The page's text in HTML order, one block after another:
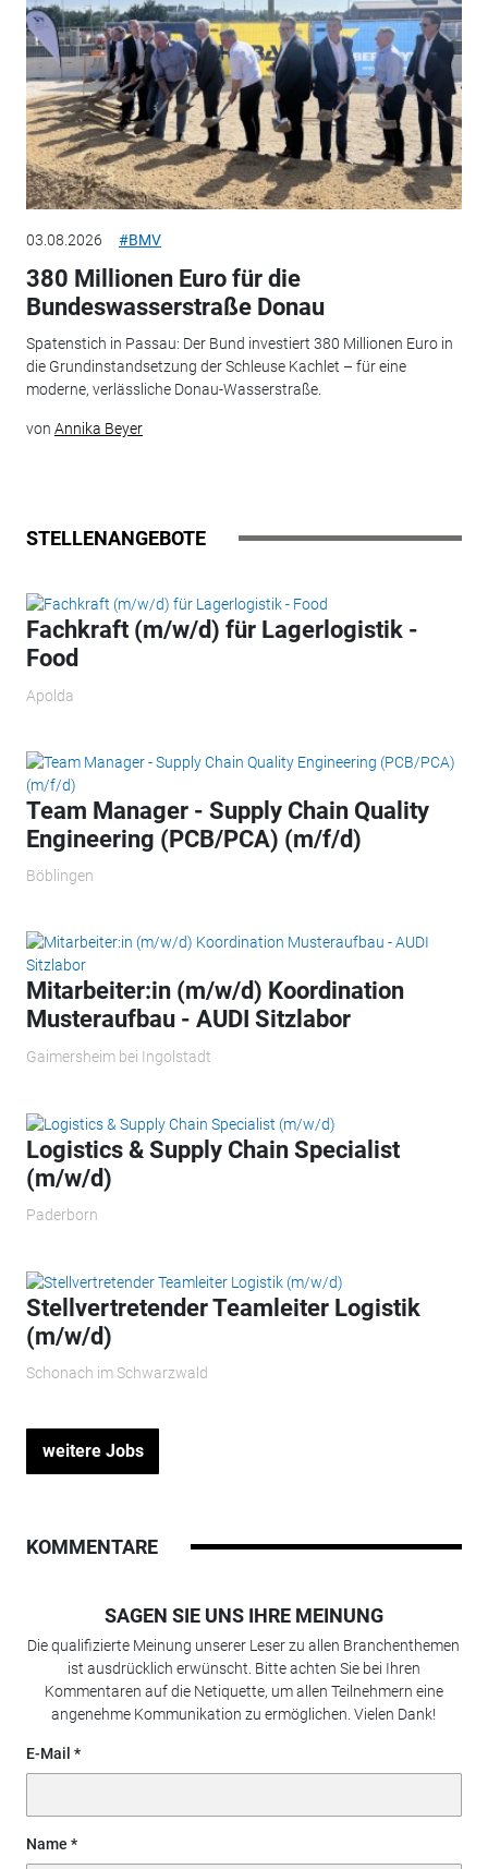
03.08.2026 #BMV
380 Millionen Euro für die
Bundeswasserstraße Donau
Spatenstich in Passau: Der Bund investiert 380 Millionen Euro in
die Grundinstandsetzung der Schleuse Kachlet – für eine
moderne, verlässliche Donau-Wasserstraße.
von Annika Beyer
STELLENANGEBOTE
Fachkraft (m/w/d) für Lagerlogistik -
Food
Apolda
Team Manager - Supply Chain Quality
Engineering (PCB/PCA) (m/f/d)
Böblingen
Mitarbeiter:in (m/w/d) Koordination
Musteraufbau - AUDI Sitzlabor
Gaimersheim bei Ingolstadt
Logistics & Supply Chain Specialist
(m/w/d)
Paderborn
Stellvertretender Teamleiter Logistik
(m/w/d)
Schonach im Schwarzwald
weitere Jobs
KOMMENTARE
SAGEN SIE UNS IHRE MEINUNG
Die qualifizierte Meinung unserer Leser zu allen Branchenthemen
ist ausdrücklich erwünscht. Bitte achten Sie bei Ihren
Kommentaren auf die Netiquette, um allen Teilnehmern eine
angenehme Kommunikation zu ermöglichen. Vielen Dank!
E-Mail
Name